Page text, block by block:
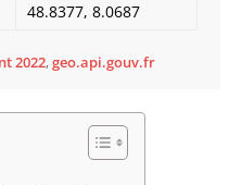
48.8377, 8.0687
2022,geo.api.gouv.fr